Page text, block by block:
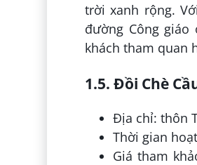
trời xanh rộng.
đường Công
khách tham quan
1.5. Đồi Chè
Địa chỉ: thôn
Thời gian
Giá tham